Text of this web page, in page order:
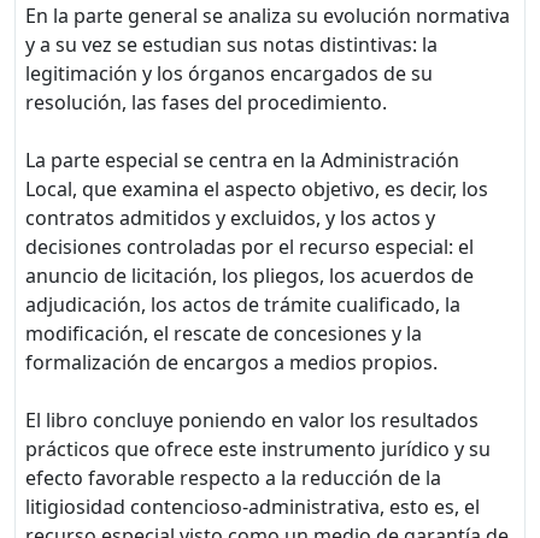
En la parte general se analiza su evolución normativa
y a su vez se estudian sus notas distintivas: la
legitimación y los órganos encargados de su
resolución, las fases del procedimiento.
La parte especial se centra en la Administración
Local, que examina el aspecto objetivo, es decir, los
contratos admitidos y excluidos, y los actos y
decisiones controladas por el recurso especial: el
anuncio de licitación, los pliegos, los acuerdos de
adjudicación, los actos de trámite cualificado, la
modificación, el rescate de concesiones y la
formalización de encargos a medios propios.
El libro concluye poniendo en valor los resultados
prácticos que ofrece este instrumento jurídico y su
efecto favorable respecto a la reducción de la
litigiosidad contencioso-administrativa, esto es, el